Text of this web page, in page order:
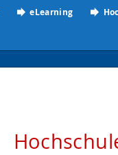
eLearning